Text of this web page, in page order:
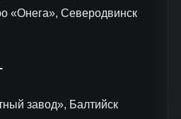
«Онега», Северодвинск
завод», Балтийск